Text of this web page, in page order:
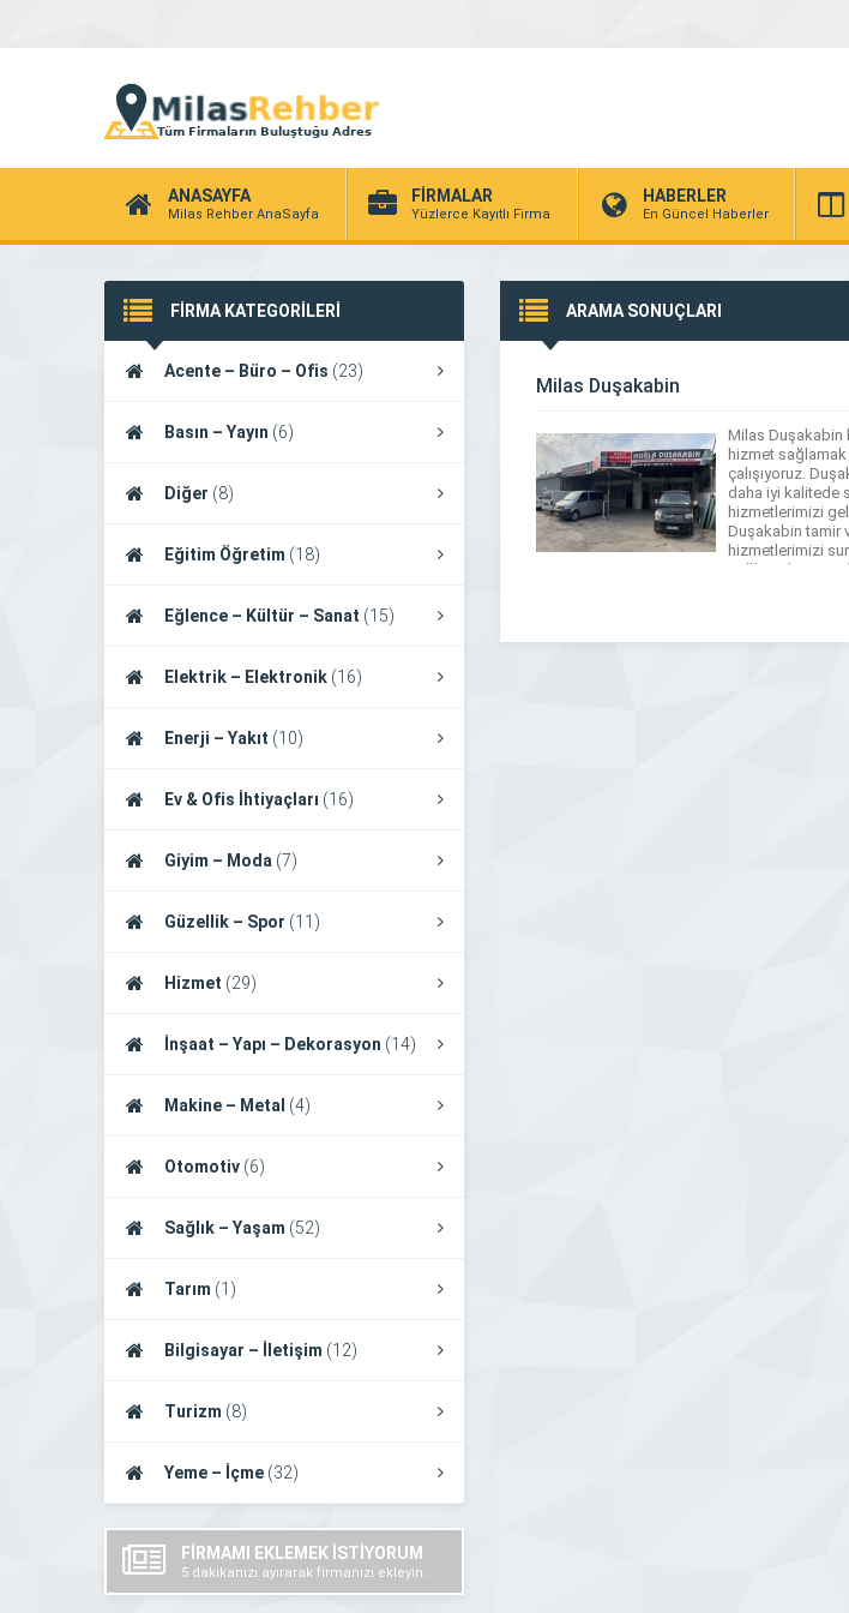
ANASAYFA
Milas Rehber AnaSayfa
FİRMALAR
Yüzlerce Kayıtlı Firma
HABERLER
En Güncel Haberler
FİRMA KATEGORİLERİ
Acente – Büro – Ofis (23)
Basın – Yayın (6)
Diğer (8)
Eğitim Öğretim (18)
Eğlence – Kültür – Sanat (15)
Elektrik – Elektronik (16)
Enerji – Yakıt (10)
Ev & Ofis İhtiyaçları (16)
Giyim – Moda (7)
Güzellik – Spor (11)
Hizmet (29)
İnşaat – Yapı – Dekorasyon (14)
Makine – Metal (4)
Otomotiv (6)
Sağlık – Yaşam (52)
Tarım (1)
Bilgisayar – İletişim (12)
Turizm (8)
Yeme – İçme (32)
FİRMAMI EKLEMEK İSTİYORUM
5 dakikanızı ayırarak firmanızı ekleyin..
ARAMA SONUÇLARI
Milas Duşakabin
Milas Duşakabin
hizmet
çalışıyoruz.
daha iyi kalitede
hizmetlerimizi
Duşakabin tamir
hizmetlerimizi
sağlamaktan